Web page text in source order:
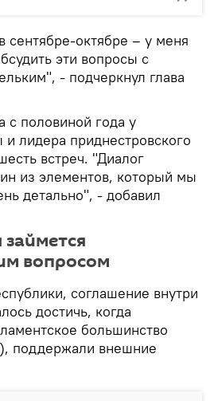
октябре – у меня
эти вопросы с
- подчеркнул глава
с половиной года у
лидера приднестровского
встреч. "Диалог
из элементов, который мы
детально", - добавил
вопросом
соглашение внутри
достичь, когда
большинство
поддержали внешние